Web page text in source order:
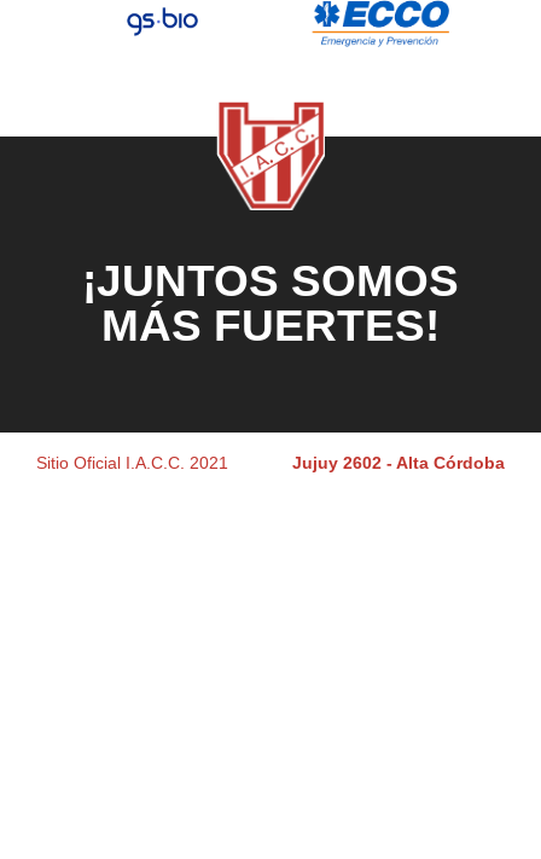
¡JUNTOS SOMOS
MÁS FUERTES!
Sitio Oficial I.A.C.C. 2021 Jujuy 2602 - Alta Córdoba